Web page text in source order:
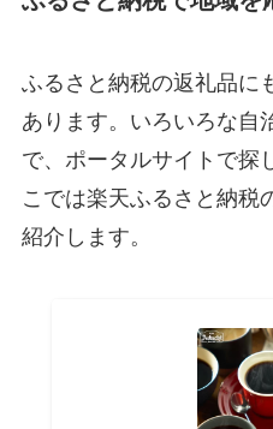
ふるさと納税の返礼品に
あります。いろいろな自
で、ポータルサイトで探
こでは楽天ふるさと納税
紹介します。